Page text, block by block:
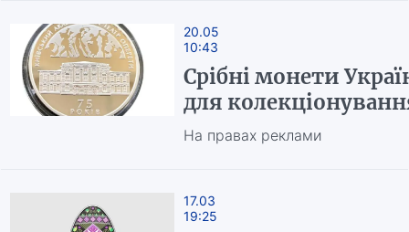
20.05
10:43
Срібні монети
для
На правах реклами
17.03
19:25